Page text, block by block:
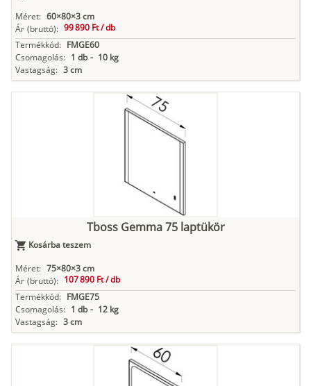
Méret: 60×80×3 cm
Ár (bruttó): 99 890 Ft /db
Termékkód: FMGE60
Csomagolás: 1 db - 10 kg
Vastagság: 3 cm
Tboss Gemma 75 laptükör
Kosárba teszem
Méret: 75×80×3 cm
Ár (bruttó): 107 890 Ft /db
Termékkód: FMGE75
Csomagolás: 1 db - 12 kg
Vastagság: 3 cm